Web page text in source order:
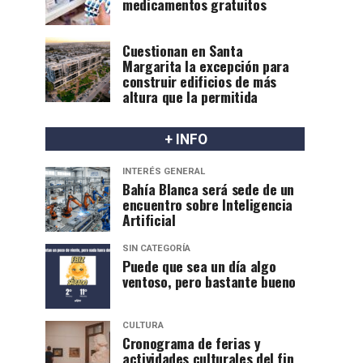
Cuestionan en Santa
Margarita la excepción para
construir edificios de más
altura que la permitida
+ INFO
INTERÉS GENERAL
Bahía Blanca será sede de un
encuentro sobre Inteligencia
Artificial
SIN CATEGORÍA
Puede que sea un día algo
ventoso, pero bastante bueno
CULTURA
Cronograma de ferias y
actividades culturales del fin